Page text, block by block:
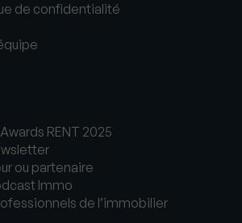
de confidentialité
RENT 2025
ou partenaire
Immo
de l’immobilier